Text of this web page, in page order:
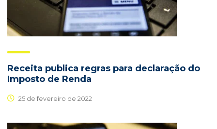
Receita publica regras para declaração do
Imposto de Renda
25 de fevereiro de 2022